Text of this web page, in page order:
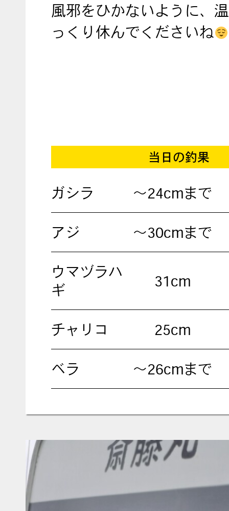
風邪をひかないように、
っくり休んでくださいね
当日の釣果
ガシラ ～24cmまで
アジ ～30cmまで
ウマヅラハ
ギ
31cm
チャリコ 25cm
ベラ ～26cmまで